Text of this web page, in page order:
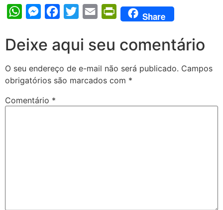
WhatsAppMessengerFacebook
Twitter Email PrintFriendly
Share
Deixe aqui seu comentário
O seu endereço de e-mail não será publicado. Campos
obrigatórios são marcados com *
Comentário *